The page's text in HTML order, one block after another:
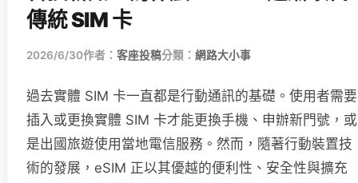
傳統 SIM 卡
2026/6/30作者： 客座投稿分類： 網路大小事
過去實體 SIM 卡一直都是行動通訊的基礎。使用者需要
插入或更換實體 SIM 卡才能更換手機、申辦新門號，或
是出國旅遊使用當地電信服務。然而，隨著行動裝置技
術的發展，eSIM 正以其優越的便利性、安全性與擴充